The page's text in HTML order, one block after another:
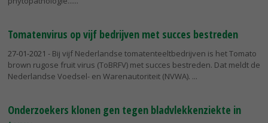
Tomatenvirus op vijf bedrijven met succes bestreden
27-01-2021 - Bij vijf Nederlandse tomatenteeltbedrijven is het Tomato
brown rugose fruit virus (ToBRFV) met succes bestreden. Dat meldt de
Nederlandse Voedsel- en Warenautoriteit (NVWA).
Onderzoekers klonen gen tegen bladvlekkenziekte in